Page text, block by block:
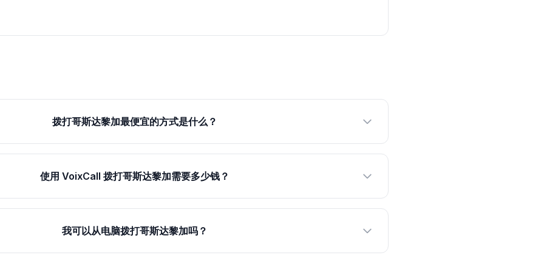
拨打哥斯达黎加最便宜的方式是什么？
使用 VoixCall 拨打哥斯达黎加需要多少钱？
我可以从电脑拨打哥斯达黎加吗？